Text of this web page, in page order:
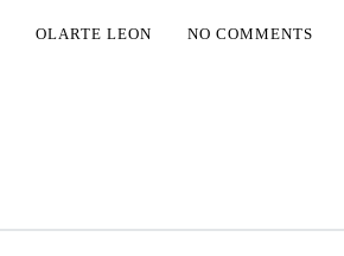
OLARTE LEON NO COMMENTS